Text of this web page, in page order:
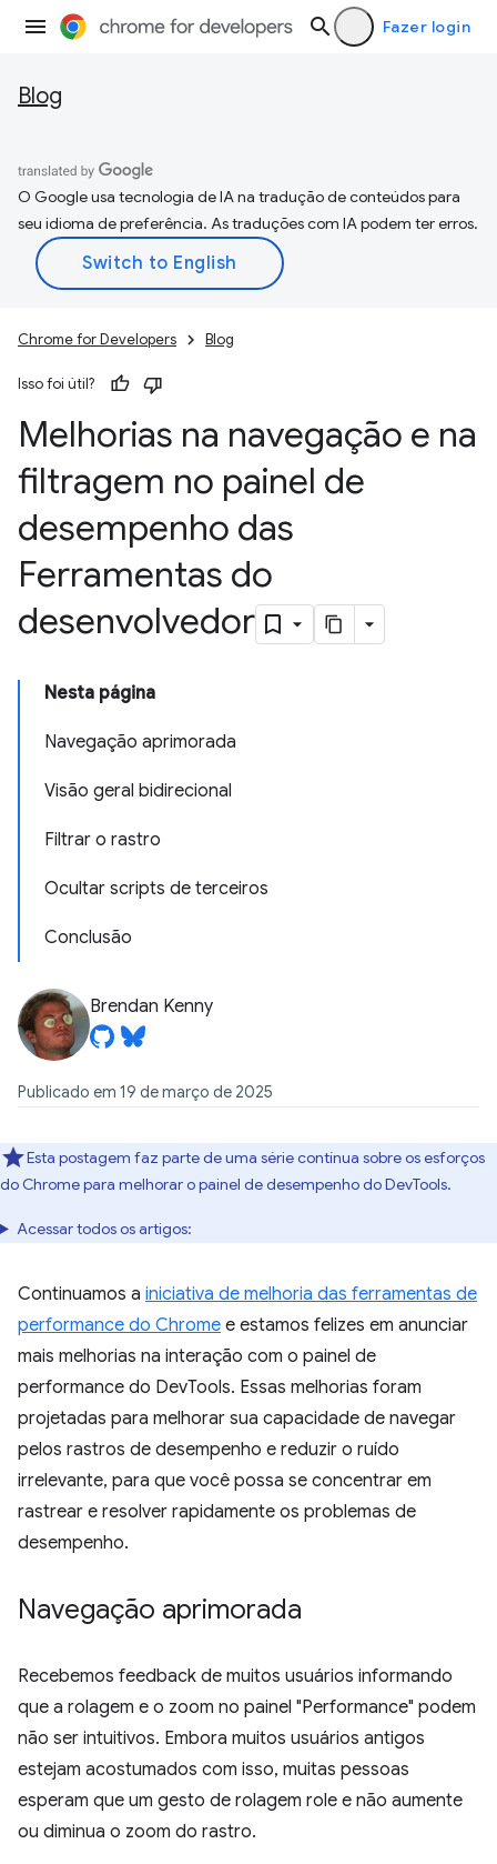
Fazer login
Blog
O Google usa tecnologia de IA na tradução de conteúdos para
seu idioma de preferência. As traduções com IA podem ter erros.
Chrome for Developers Blog
Isso foi útil?
Melhorias na navegação e na
filtragem no painel de
desempenho das
Ferramentas do
desenvolvedor
Nesta página
Navegação aprimorada
Visão geral bidirecional
Filtrar o rastro
Ocultar scripts de terceiros
Conclusão
Brendan Kenny
Publicado em 19 de março de 2025
Esta postagem faz parte de uma série contínua sobre os esforços
do Chrome para melhorar o painel de desempenho do DevTools.
Acessar todos os artigos:
Continuamos a iniciativa de melhoria das ferramentas de
performance do Chrome e estamos felizes em anunciar
mais melhorias na interação com o painel de
performance do DevTools. Essas melhorias foram
projetadas para melhorar sua capacidade de navegar
pelos rastros de desempenho e reduzir o ruído
irrelevante, para que você possa se concentrar em
rastrear e resolver rapidamente os problemas de
desempenho.
Navegação aprimorada
Recebemos feedback de muitos usuários informando
que a rolagem e o zoom no painel "Performance" podem
não ser intuitivos. Embora muitos usuários antigos
estejam acostumados com isso, muitas pessoas
esperam que um gesto de rolagem role e não aumente
ou diminua o zoom do rastro.